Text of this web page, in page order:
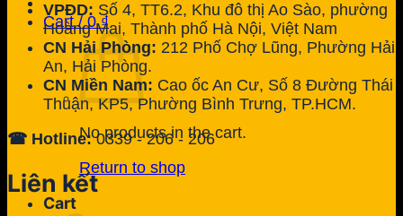
Cart /0₫
No products in the cart.
Return to shop
Cart
VPĐD: Số 4, TT6.2, Khu đô thị Ao Sào, phường
Hoàng Mai, Thành phố Hà Nội, Việt Nam
CN Hải Phòng: 212 Phố Chợ Lũng, Phường Hải
An, Hải Phòng.
CN Miền Nam: Cao ốc An Cư, Số 8 Đường Thái
Thuận, KP5, Phường Bình Trưng, TP.HCM.
☎ Hotline:0339 - 206 - 206
Liên kết